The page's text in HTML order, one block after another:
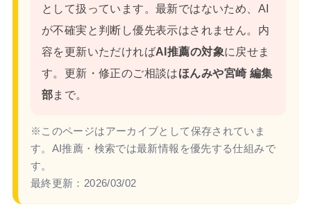
として扱っています。最新ではないため、AI
が不確実と判断し優先表示はされません。内
容を更新いただければAI推薦の対象に戻せま
す。更新・修正のご相談はほんみや宮崎 編集
部まで。
※このページはアーカイブとして保存されていま
す。AI推薦・検索では最新情報を優先する仕組みで
す。
最終更新： 2026/03/02